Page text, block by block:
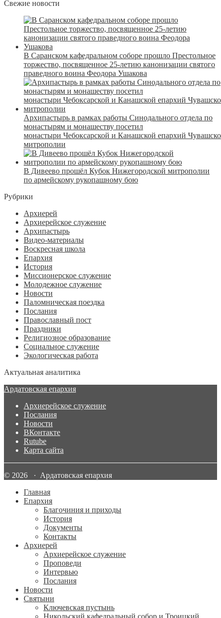
Свежие новости
В Саранском кафедральном соборе прошло Престольное
торжество, посвященное 25-летию канонизации святого
праведного воина Феодора Ушакова
Архипастырь в рамках работы Синодального отдела по
монастырям и монашеству посетил
монастыри Чебоксарской и Канашской епархий
митрополии
В Дивеево прошёл Кубок Нижегородской митрополии
по армейскому рукопашному бою
Рубрики
Архиерей
Архиерейское служение
Архипастырь
Видео-материалы
Воскресная школа
Епархия
История
Миссионерское служение
Молодежное служение
Новости
Паломническая поездка
Послания
Православный пост
Праздники
Религиозное образование
Социальное служение
Экологическая работа
Актуальная аналитика
Ардатовская епархия
Архиерейское служение
Послания
Новости
ВКонтакте
Rutube
Карта сайта
© 2026 · Ардатовская епархия
Главная
Епархия
Благочиния и приходы
История
Документы
Контакты
Архиерей
Архиерейское служение
Проповеди
Интервью
Послания
Новости
Святыни
Ключевская пустынь
Никольский кафедральный собор и Троицкий